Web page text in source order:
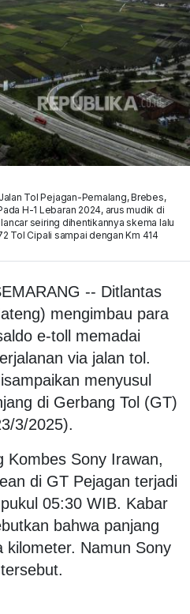
Tol Pejagan-Pemalang, Brebes,
H-1 Lebaran 2024, arus mudik di
seiring dihentikannya skema lalu
Tol Cipali sampai dengan Km 414
-- Ditlantas
mengimbau para
e-toll memadai
via jalan tol.
menyusul
di Gerbang Tol (GT)
3/2025).
Kombes Sony Irawan,
di GT Pejagan terjadi
05:30 WIB. Kabar
bahwa panjang
kilometer. Namun Sony